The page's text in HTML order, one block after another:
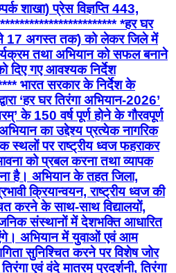
शाखा) प्रेस विज्ञप्ति 443,
*हर घर
17 अगस्त तक) को लेकर जिले में
तथा अभियान को सफल बनाने
दिए गए आवश्यक निर्देश
भारत सरकार के निर्देश के
‘हर घर तिरंगा अभियान-2026’
के 150 वर्ष पूर्ण होने के गौरवपूर्ण
का उद्देश्य प्रत्येक नागरिक
स्थलों पर राष्ट्रीय ध्वज फहराकर
को प्रबल करना तथा व्यापक
है। अभियान के तहत जिला,
क्रियान्वयन, राष्ट्रीय ध्वज की
करने के साथ-साथ विद्यालयों,
संस्थानों में देशभक्ति आधारित
अभियान में युवाओं एवं आम
सुनिश्चित करने पर विशेष जोर
एवं वंदे मातरम् प्रदर्शनी, तिरंगा